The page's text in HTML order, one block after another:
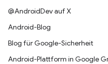
@AndroidDev auf X
Android-Blog
Blog für Google-Sicherheit
Android-Plattform in Google